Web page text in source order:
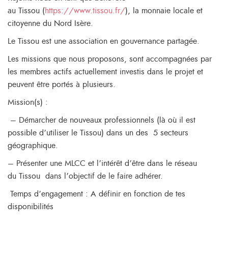
au Tissou (https://www.tissou.fr/), la monnaie locale et
citoyenne du Nord Isère.
Le Tissou est une association en gouvernance partagée.
Les missions que nous proposons, sont accompagnées par
les membres actifs actuellement investis dans le projet et
peuvent être portés à plusieurs.
Mission(s) :
– Démarcher de nouveaux professionnels (là où il est
possible d’utiliser le Tissou) dans un des 5 secteurs
géographique.
– Présenter une MLCC et l’intérêt d’être dans le réseau
du Tissou dans l’objectif de le faire adhérer.
Temps d’engagement : A définir en fonction de tes
disponibilités